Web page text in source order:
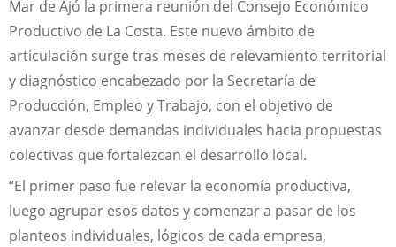
Mar de Ajó la primera reunión del Consejo Económico
Productivo de La Costa. Este nuevo ámbito de
articulación surge tras meses de relevamiento territorial
y diagnóstico encabezado por la Secretaría de
Producción, Empleo y Trabajo, con el objetivo de
avanzar desde demandas individuales hacia propuestas
colectivas que fortalezcan el desarrollo local.
“El primer paso fue relevar la economía productiva,
luego agrupar esos datos y comenzar a pasar de los
planteos individuales, lógicos de cada empresa,